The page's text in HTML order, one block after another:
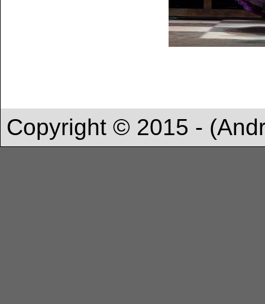
Copyright © 2015 -